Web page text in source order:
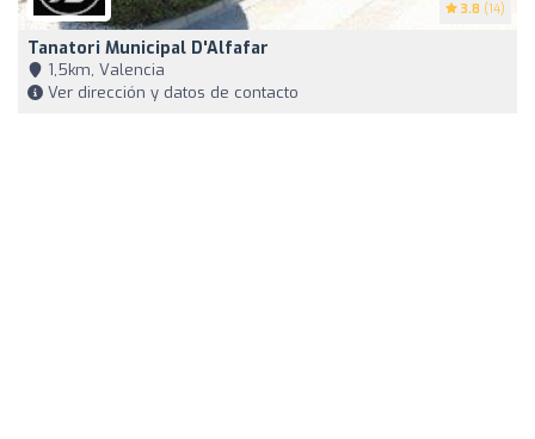
3.8 (14)
Tanatori Municipal D'Alfafar
1,5km, Valencia
Ver dirección y datos de contacto